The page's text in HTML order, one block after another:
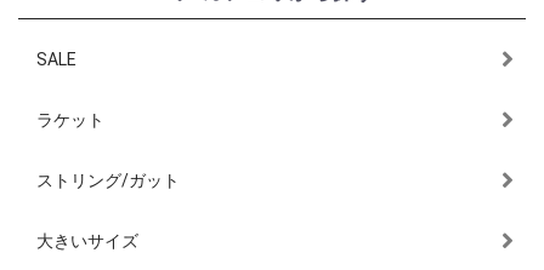
SALE
ラケット
ストリング/ガット
大きいサイズ